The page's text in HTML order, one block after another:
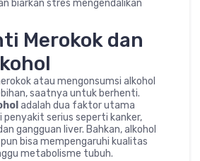
biarkan stres mengendalikan
Merokok dan
atau mengonsumsi alkohol
saatnya untuk berhenti.
adalah dua faktor utama
penyakit serius seperti kanker,
gangguan liver. Bahkan, alkohol
bisa mempengaruhi kualitas
metabolisme tubuh.